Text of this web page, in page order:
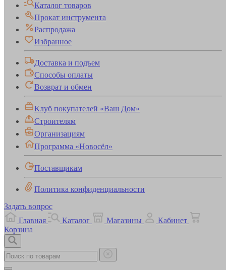
Каталог товаров
Прокат инструмента
Распродажа
Избранное
Доставка и подъем
Способы оплаты
Возврат и обмен
Клуб покупателей «Ваш Дом»
Строителям
Организациям
Программа «Новосёл»
Поставщикам
Политика конфиденциальности
Задать вопрос
Главная
Каталог Магазины
Кабинет
Корзина